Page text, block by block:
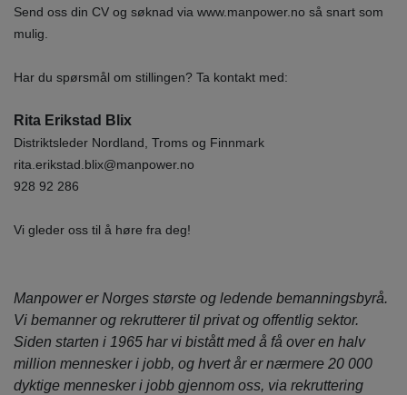
Send oss din CV og søknad via www.manpower.no så snart som
mulig.
Har du spørsmål om stillingen? Ta kontakt med:
Rita Erikstad Blix
Distriktsleder Nordland, Troms og Finnmark
rita.erikstad.blix@manpower.no
928 92 286
Vi gleder oss til å høre fra deg!
Manpower er Norges største og ledende bemanningsbyrå.
Vi bemanner og rekrutterer til privat og offentlig sektor.
Siden starten i 1965 har vi bistått med å få over en halv
million mennesker i jobb, og hvert år er nærmere 20 000
dyktige mennesker i jobb gjennom oss, via rekruttering